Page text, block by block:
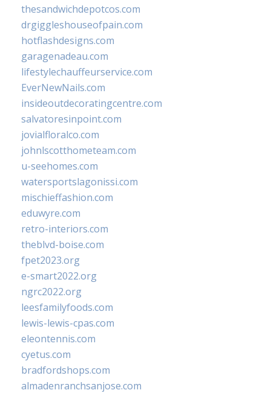
thesandwichdepotcos.com
drgiggleshouseofpain.com
hotflashdesigns.com
garagenadeau.com
lifestylechauffeurservice.com
EverNewNails.com
insideoutdecoratingcentre.com
salvatoresinpoint.com
jovialfloralco.com
johnlscotthometeam.com
u-seehomes.com
watersportslagonissi.com
mischieffashion.com
eduwyre.com
retro-interiors.com
theblvd-boise.com
fpet2023.org
e-smart2022.org
ngrc2022.org
leesfamilyfoods.com
lewis-lewis-cpas.com
eleontennis.com
cyetus.com
bradfordshops.com
almadenranchsanjose.com